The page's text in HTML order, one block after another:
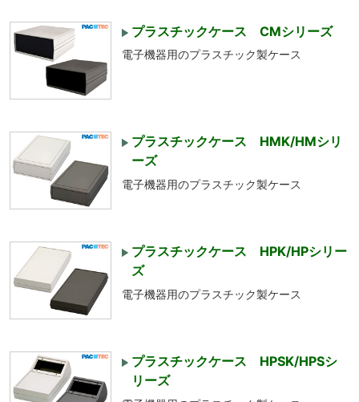
プラスチックケース CMシリーズ
電子機器用のプラスチック製ケース
プラスチックケース HMK/HMシリ
ーズ
電子機器用のプラスチック製ケース
プラスチックケース HPK/HPシリー
ズ
電子機器用のプラスチック製ケース
プラスチックケース HPSK/HPSシ
リーズ